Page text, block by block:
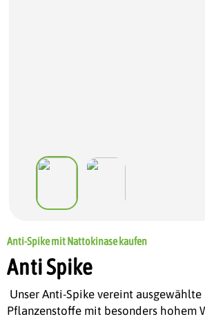
Anti-Spike mit Nattokinase kaufen
Anti Spike
Unser Anti-Spike vereint ausgewählte
Pflanzenstoffe mit besonders hohem